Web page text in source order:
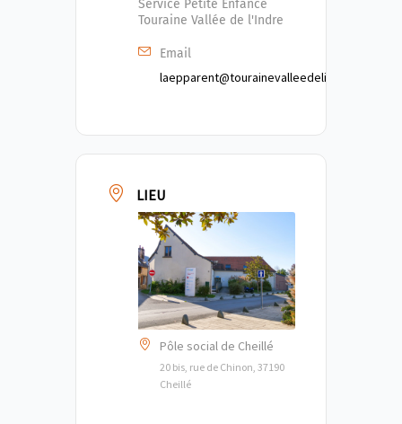
Service Petite Enfance
Touraine Vallée de l'Indre
Email
laepparent@tourainevalleedelindre.fr
LIEU
Pôle social de Cheillé
20 bis, rue de Chinon, 37190
Cheillé